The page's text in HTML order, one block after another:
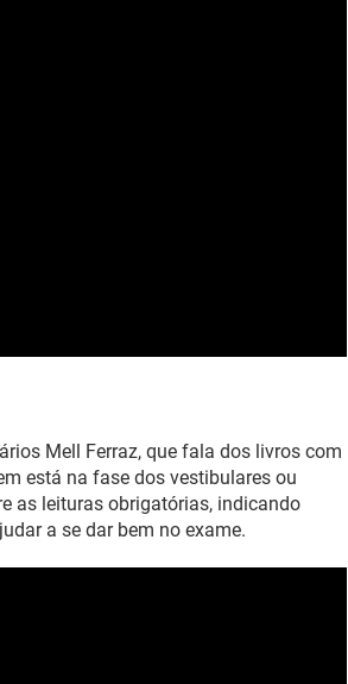
Mell Ferraz, que fala dos livros com
está na fase dos vestibulares ou
as leituras obrigatórias, indicando
a se dar bem no exame.